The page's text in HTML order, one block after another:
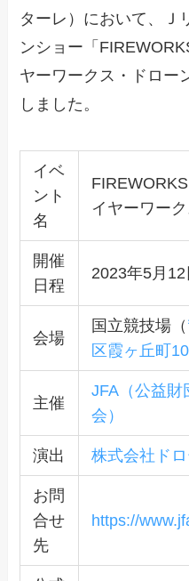
ターレ）において、Ｊ
ンショー「
ヤーワークス・ドロー
しました。
イベ
ント
名
イヤーワー
開催
日程
2023年5月12
会場
国立競技場（
区霞ヶ丘町
主催
JFA（公益財
会）
演出 株式会社ド
お問
合せ
先
https://